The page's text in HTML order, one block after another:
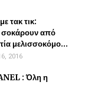
τακ τικ:
από
μελισσοκόμο...
2016
: Όλη η